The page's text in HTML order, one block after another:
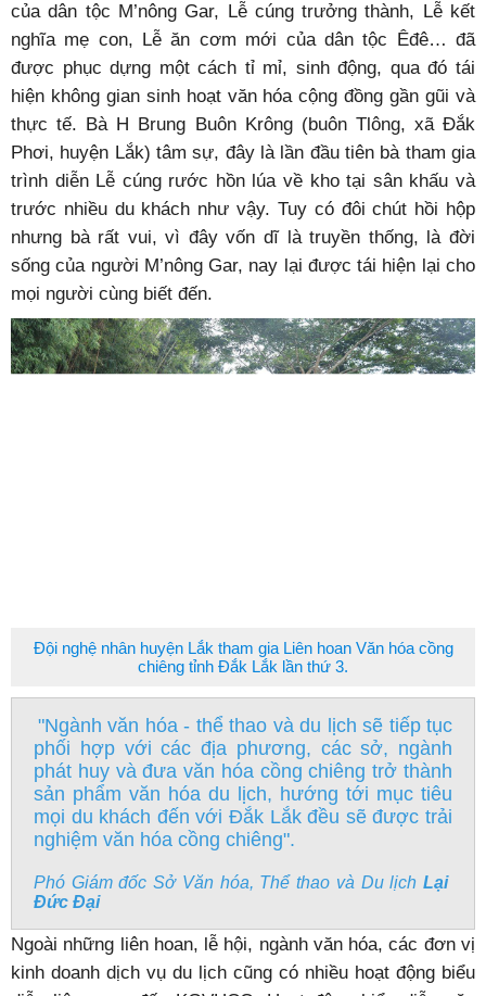
của dân tộc M’nông Gar, Lễ cúng trưởng thành, Lễ kết
nghĩa mẹ con, Lễ ăn cơm mới của dân tộc Êđê… đã
được phục dựng một cách tỉ mỉ, sinh động, qua đó tái
hiện không gian sinh hoạt văn hóa cộng đồng gần gũi và
thực tế. Bà H Brung Buôn Krông (buôn Tlông, xã Đắk
Phơi, huyện Lắk) tâm sự, đây là lần đầu tiên bà tham gia
trình diễn Lễ cúng rước hồn lúa về kho tại sân khấu và
trước nhiều du khách như vậy. Tuy có đôi chút hồi hộp
nhưng bà rất vui, vì đây vốn dĩ là truyền thống, là đời
sống của người M’nông Gar, nay lại được tái hiện lại cho
mọi người cùng biết đến.
Đội nghệ nhân huyện Lắk tham gia Liên hoan Văn hóa cồng
chiêng tỉnh Đắk Lắk lần thứ 3.
"Ngành văn hóa - thể thao và du lịch sẽ tiếp tục
phối hợp với các địa phương, các sở, ngành
phát huy và đưa văn hóa cồng chiêng trở thành
sản phẩm văn hóa du lịch, hướng tới mục tiêu
mọi du khách đến với Đắk Lắk đều sẽ được trải
nghiệm văn hóa cồng chiêng".
Phó Giám đốc Sở Văn hóa, Thể thao và Du lịch Lại
Đức Đại
Ngoài những liên hoan, lễ hội, ngành văn hóa, các đơn vị
kinh doanh dịch vụ du lịch cũng có nhiều hoạt động biểu